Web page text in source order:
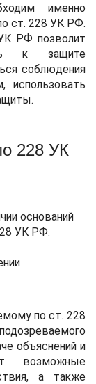
именно
ст. 228 УК РФ.
РФ позволит
к защите
соблюдения
использовать
228 УК
оснований
УК РФ.
по ст. 228
объяснений и
возможные
а также